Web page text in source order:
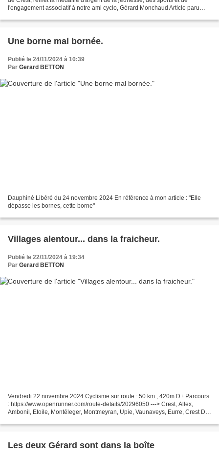
l'engagement associatif à notre ami cyclo, Gérard Monchaud Article paru
Une borne mal bornée.
Publié le 24/11/2024 à 10:39
Par Gerard BETTON
Dauphiné Libéré du 24 novembre 2024 En référence à mon article : "Elle
dépasse les bornes, cette borne"
Villages alentour... dans la fraicheur.
Publié le 22/11/2024 à 19:34
Par Gerard BETTON
Vendredi 22 novembre 2024 Cyclisme sur route : 50 km , 420m D+ Parcours
: https://www.openrunner.com/route-details/20296050 ---> Crest, Allex,
Ambonil, Etoile, Montéleger, Montmeyran, Upie, Vaunaveys, Eurre, Crest Du
Les deux Gérard sont dans la boîte